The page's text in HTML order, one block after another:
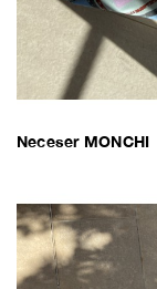
Neceser MONCHI